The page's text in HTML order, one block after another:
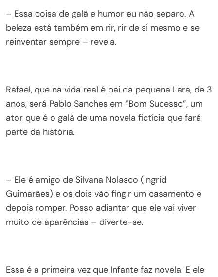
– Essa coisa de galã e humor eu não separo. A
beleza está também em rir, rir de si mesmo e se
reinventar sempre – revela.
Rafael, que na vida real é pai da pequena Lara, de 3
anos, será Pablo Sanches em “Bom Sucesso”, um
ator que é o galã de uma novela fictícia que fará
parte da história.
– Ele é amigo de Silvana Nolasco (Ingrid
Guimarães) e os dois vão fingir um casamento e
depois romper. Posso adiantar que ele vai viver
muito de aparências – diverte-se.
Essa é a primeira vez que Infante faz novela. E ele